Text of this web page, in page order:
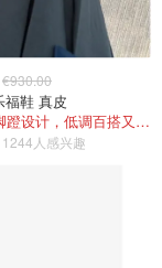
€930.00
福鞋 真皮
经典黑色一脚蹬设计，低调百搭又高级
1244人感兴趣